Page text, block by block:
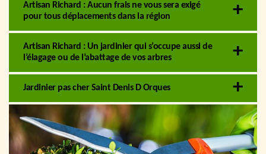
Artisan Richard : Aucun frais ne vous sera exigé
pour tous déplacements dans la région
Artisan Richard : Un jardinier qui s’occupe aussi de
l’élagage ou de l’abattage de vos arbres
Jardinier pas cher Saint Denis D Orques